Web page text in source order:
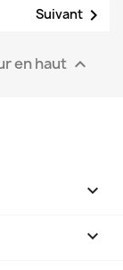
Suivant 
en haut 

